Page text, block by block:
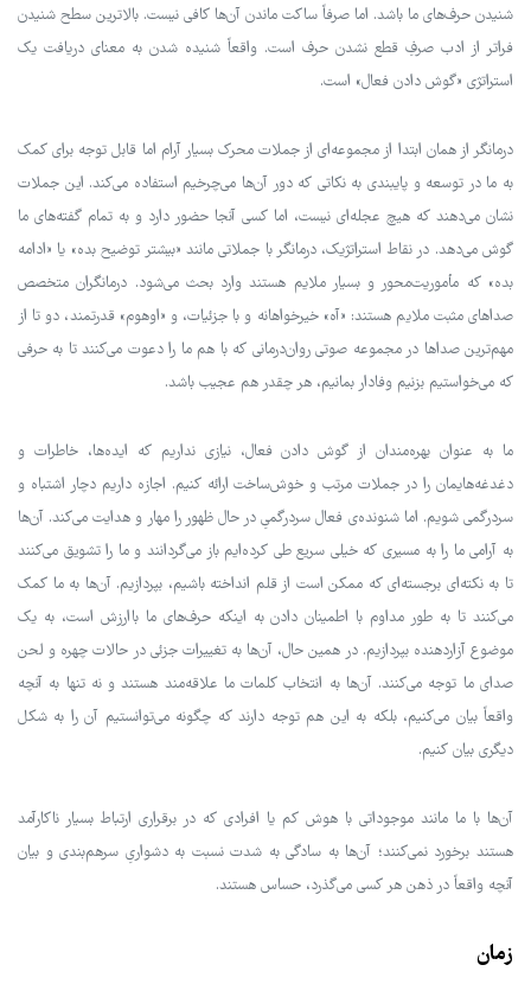
شنیدن حرف‌های ما باشد. اما صرفاً ساکت ماندن آن‌ها کافی نیست. بالاترین سطح شنیدن
فراتر از ادب صرفِ قطع نشدن حرف است. واقعاً شنیده شدن به معنای دریافت یک
استراتژی «گوش دادن فعال» است.
درمانگر از همان ابتدا از مجموعه‌ای از جملات محرک بسیار آرام اما قابل توجه برای کمک
به ما در توسعه و پایبندی به نکاتی که دور آن‌ها می‌چرخیم استفاده می‌کند. این جملات
نشان می‌دهند که هیچ عجله‌ای نیست، اما کسی آنجا حضور دارد و به تمام گفته‌های ما
گوش می‌دهد. در نقاط استراتژیک، درمانگر با جملاتی مانند «بیشتر توضیح بده» یا «ادامه
بده» که مأموریت‌محور و بسیار ملایم هستند وارد بحث می‌شود. درمانگران متخصص
صداهای مثبت ملایم هستند: «آه» خیرخواهانه و با جزئیات، و «اوهوم» قدرتمند، دو تا از
مهم‌ترین صداها در مجموعه صوتی روان‌درمانی که با هم ما را دعوت می‌کنند تا به حرفی
که می‌خواستیم بزنیم وفادار بمانیم، هر چقدر هم عجیب باشد.
ما به عنوان بهره‌مندان از گوش دادن فعال، نیازی نداریم که ایده‌ها، خاطرات و
دغدغه‌هایمان را در جملات مرتب و خوش‌ساخت ارائه کنیم. اجازه داریم دچار اشتباه و
سردرگمی شویم. اما شنونده‌ی فعال سردرگمیِ در حال ظهور را مهار و هدایت می‌کند. آن‌ها
به آرامی ما را به مسیری که خیلی سریع طی کرده‌ایم باز می‌گردانند و ما را تشویق می‌کنند
تا به نکته‌ای برجسته‌ای که ممکن است از قلم انداخته باشیم، بپردازیم. آن‌ها به ما کمک
می‌کنند تا به طور مداوم با اطمینان دادن به اینکه حرف‌های ما باارزش است، به یک
موضوع آزاردهنده بپردازیم. در همین حال، آن‌ها به تغییرات جزئی در حالات چهره و لحن
صدای ما توجه می‌کنند. آن‌ها به انتخاب کلمات ما علاقه‌مند هستند و نه تنها به آنچه
واقعاً بیان می‌کنیم، بلکه به این هم توجه دارند که چگونه می‌توانستیم آن را به شکل
دیگری بیان کنیم.
آن‌ها با ما مانند موجوداتی با هوش کم یا افرادی که در برقراری ارتباط بسیار ناکارآمد
هستند برخورد نمی‌کنند؛ آن‌ها به سادگی به شدت نسبت به دشواریِ سرهم‌بندی و بیان
آنچه واقعاً در ذهن هر کسی می‌گذرد، حساس هستند.
زمان